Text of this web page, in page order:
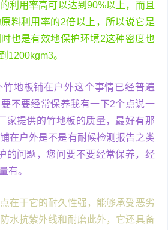
利用率高可以达到90%以上，而且
料利用率的2倍以上，所以说它是
也是有效地保护环境2这种密度也
1200kgm3。
地板铺在户外这个事情已经普遍
不要经常保养我有一下2个点说一
家提供的竹地板的质量，最好有那
在户外是不是有耐候检测报告之类
的问题，您问要不要经常保养，经
有。
在于它的耐久性强，能够承受恶劣
水抗紫外线和耐磨此外，它还具备